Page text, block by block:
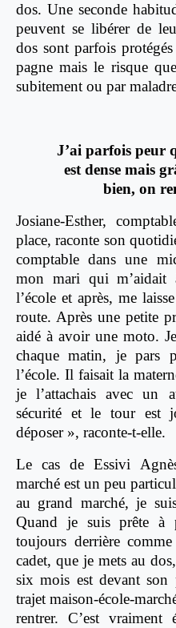
dos. Une seconde
peuvent se libérer de
dos sont parfois
pagne mais le risque
subitement ou par
J’ai parfois peur
est dense mais
bien, on
Josiane-Esther,
place, raconte son
comptable dans une
mon mari qui m’aidait
l’école et après, me
route. Après une petite
aidé à avoir une moto.
chaque matin, je pars
l’école. Il faisait la
je l’attachais avec un
sécurité et le tour est
déposer », raconte-t-elle.
Le cas de Essivi
marché est un peu
au grand marché, je
Quand je suis prête à
toujours derrière
cadet, que je mets au
six mois est devant
trajet maison-école-
rentrer. C’est vraiment